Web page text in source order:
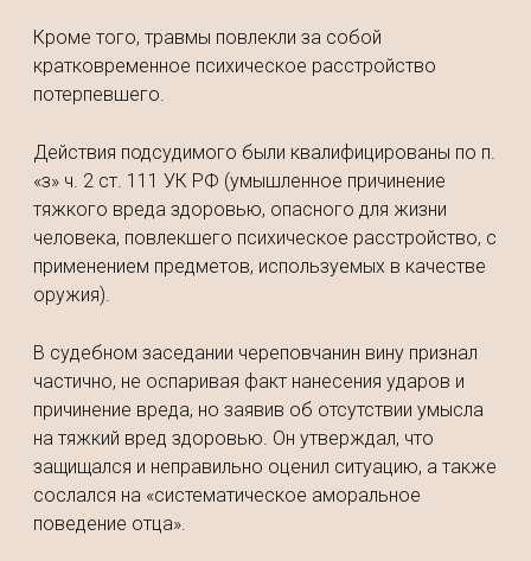
Кроме того, травмы повлекли за собой
кратковременное психическое расстройство
потерпевшего.
Действия подсудимого были квалифицированы по п.
«з» ч. 2 ст. 111 УК РФ (умышленное причинение
тяжкого вреда здоровью, опасного для жизни
человека, повлекшего психическое расстройство, с
применением предметов, используемых в качестве
оружия).
В судебном заседании череповчанин вину признал
частично, не оспаривая факт нанесения ударов и
причинение вреда, но заявив об отсутствии умысла
на тяжкий вред здоровью. Он утверждал, что
защищался и неправильно оценил ситуацию, а также
сослался на «систематическое аморальное
поведение отца».